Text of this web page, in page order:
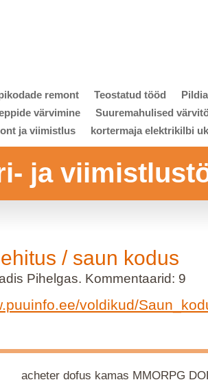
remont Teostatud tööd
värvimine
Suuremahulised
ja viimistlus
kortermaja elektrikilbi
ja
/ saun kodus
Pihelgas. Kommentaarid: 9
voldikud/
acheter dofus kamas MMORPG